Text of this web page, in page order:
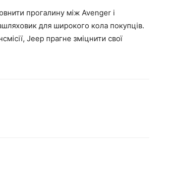
прогалину між Avenger і
для широкого кола покупців.
Jeep прагне зміцнити свої